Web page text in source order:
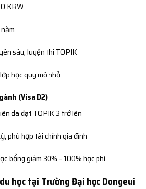
KRW
sâu, luyện thi TOPIK
học quy mô nhỏ
(Visa D2)
đã đạt TOPIK 3 trở lên
phù hợp tài chính gia đình
bổng giảm 30% – 100% học phí
học tại Trường Đại học Dongeui